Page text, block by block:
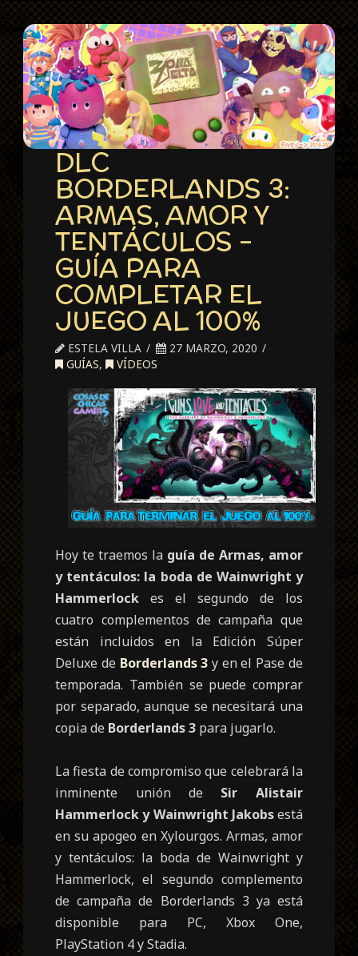
DLC
BORDERLANDS 3:
ARMAS, AMOR Y
TENTÁCULOS –
GUÍA PARA
COMPLETAR EL
JUEGO AL 100%
ESTELA VILLA
27 MARZO, 2020
GUÍAS, VÍDEOS
Hoy te traemos la guía de Armas, amor
y tentáculos: la boda de Wainwright y
Hammerlock es el segundo de los
cuatro complementos de campaña que
están incluidos en la Edición Súper
Deluxe de Borderlands 3 y en el Pase de
temporada. También se puede comprar
por separado, aunque se necesitará una
copia de Borderlands 3 para jugarlo.
La fiesta de compromiso que celebrará la
inminente unión de Sir Alistair
Hammerlock y Wainwright Jakobsestá
en su apogeo en Xylourgos. Armas, amor
y tentáculos: la boda de Wainwright y
Hammerlock, el segundo complemento
de campaña de Borderlands 3 ya está
disponible para PC, Xbox One,
PlayStation 4 y Stadia.